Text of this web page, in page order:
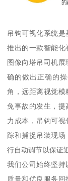
吊钩可视化系统
推出的一款智能
图像向塔吊司机
确的做出正确的
角，远距离视觉模
免事故的发生，提
力成本，吊钩可
踪和捕捉吊装现
行自动调节以保证
我们公司始终坚持
质量和优良服务